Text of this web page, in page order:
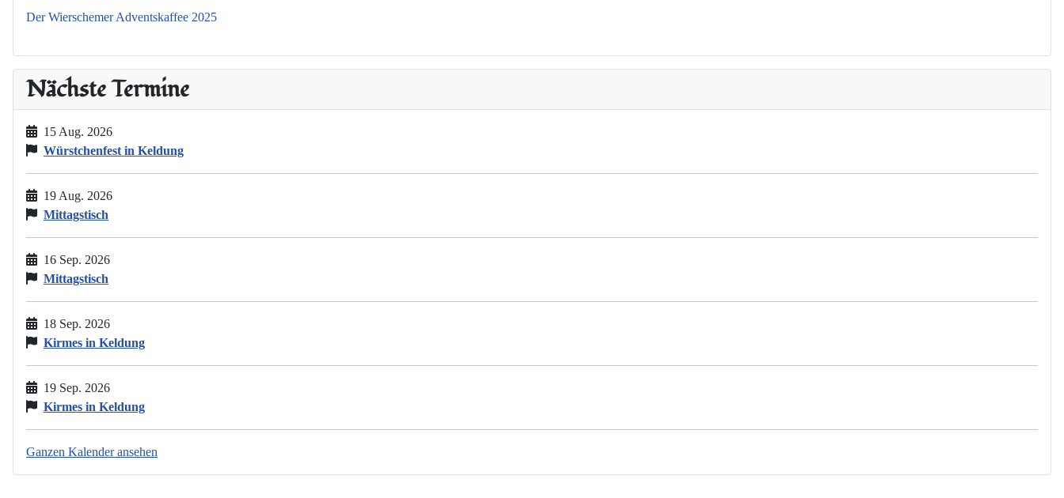
Der Wierschemer Adventskaffee 2025
Nächste Termine
15 Aug. 2026
Würstchenfest in Keldung
19 Aug. 2026
Mittagstisch
16 Sep. 2026
Mittagstisch
18 Sep. 2026
Kirmes in Keldung
19 Sep. 2026
Kirmes in Keldung
Ganzen Kalender ansehen